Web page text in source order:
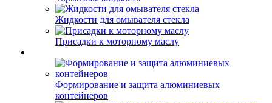
Жидкости для омывателя стекла
Присадки к моторному маслу
Формирование и защита алюминиевых
контейнеров